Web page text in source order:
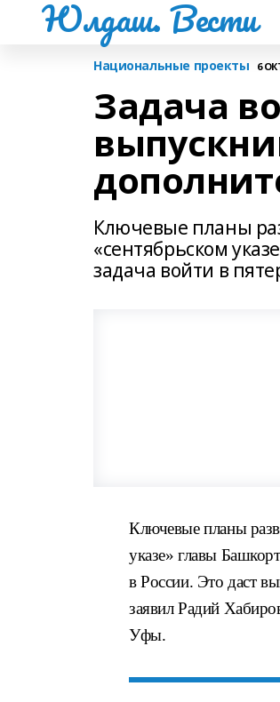
Юлдаш. Вести
Национальные проекты 6
Задача
Ключевые планы
«сентябрьском
задача войти в
Ключевые планы
указе» главы
в России. Это даст
заявил Радий
Уфы.